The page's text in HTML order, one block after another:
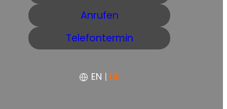
Anrufen
Telefontermin
EN | DE